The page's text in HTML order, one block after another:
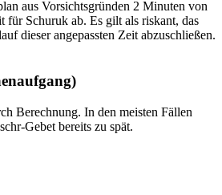
aus Vorsichtsgründen 2 Minuten von
für Schuruk ab. Es gilt als riskant, das
dieser angepassten Zeit abzuschließen.
Berechnung. In den meisten Fällen
Gebet bereits zu spät.